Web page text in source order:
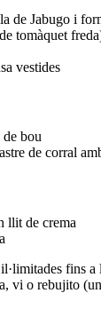
de Jabugo i
tomàquet
vestides
bou
de corral
llit de crema
fins a
vi o rebujito